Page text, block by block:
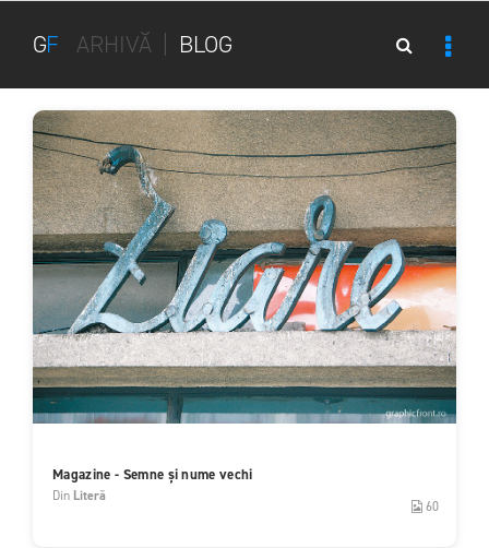
GF ARHIVĂ BLOG
Magazine - Semne și nume vechi
Din Literă
60